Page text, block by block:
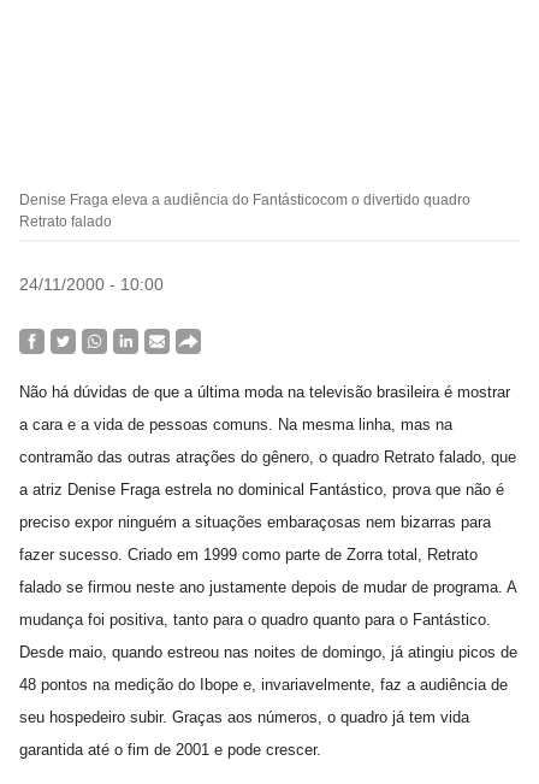
Denise Fraga eleva a audiência do Fantásticocom o divertido quadro
Retrato falado
24/11/2000 - 10:00
Não há dúvidas de que a última moda na televisão brasileira é mostrar
a cara e a vida de pessoas comuns. Na mesma linha, mas na
contramão das outras atrações do gênero, o quadro Retrato falado, que
a atriz Denise Fraga estrela no dominical Fantástico, prova que não é
preciso expor ninguém a situações embaraçosas nem bizarras para
fazer sucesso. Criado em 1999 como parte de Zorra total, Retrato
falado se firmou neste ano justamente depois de mudar de programa. A
mudança foi positiva, tanto para o quadro quanto para o Fantástico.
Desde maio, quando estreou nas noites de domingo, já atingiu picos de
48 pontos na medição do Ibope e, invariavelmente, faz a audiência de
seu hospedeiro subir. Graças aos números, o quadro já tem vida
garantida até o fim de 2001 e pode crescer.